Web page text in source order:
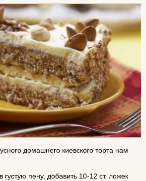
домашнего киевского торта нам
густую пену, добавить 10-12 ст. ложек